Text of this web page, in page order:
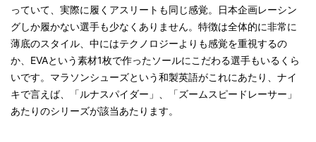
っていて、実際に履くアスリートも同じ感覚。日本企画レーシン
グしか履かない選手も少なくありません。特徴は全体的に非常に
薄底のスタイル、中にはテクノロジーよりも感覚を重視するの
か、EVAという素材1枚で作ったソールにこだわる選手もいるくら
いです。マラソンシューズという和製英語がこれにあたり、ナイ
キで言えば、「ルナスパイダー」、「ズームスピードレーサー」
あたりのシリーズが該当あたります。